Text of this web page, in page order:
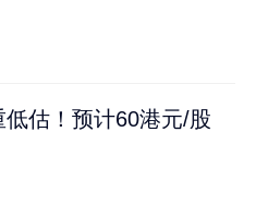
估！预计60港元/股